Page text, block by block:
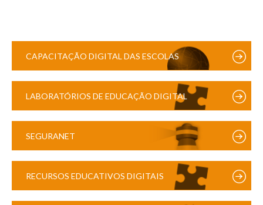
CAPACITAÇÃO DIGITAL DAS ESCOLAS
LABORATÓRIOS DE EDUCAÇÃO DIGITAL
SEGURANET
RECURSOS EDUCATIVOS DIGITAIS